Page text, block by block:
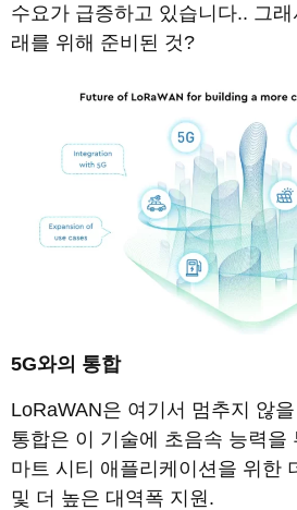
수요가 급증하고 있습니다.. 그
래를 위해 준비된 것?
5G와의 통합
LoRaWAN은 여기서 멈추지 않
통합은 이 기술에 초음속 능력을
마트 시티 애플리케이션을 위한
및 더 높은 대역폭 지원.